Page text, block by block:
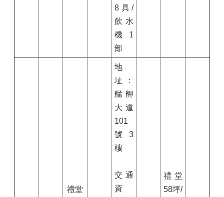
8 具/
飲水
機 1
部
禮堂
地
址：
艋舺
大道
101
號 3
樓
交通
資
禮堂
58坪/